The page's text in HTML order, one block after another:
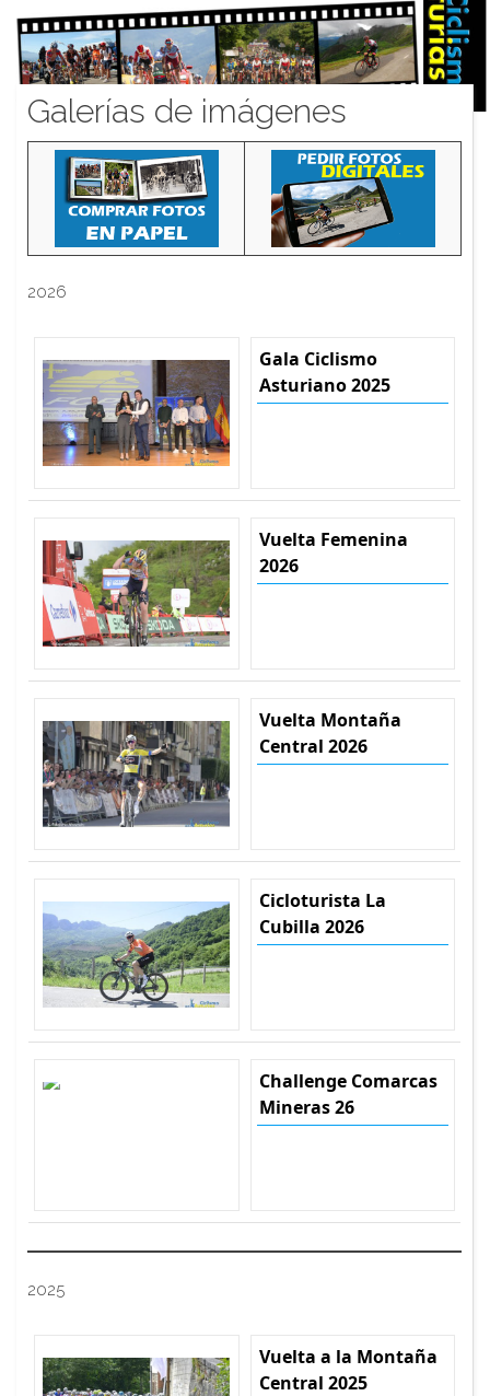
Galerías de imágenes
2026
Gala Ciclismo
Asturiano 2025
Vuelta Femenina
2026
Vuelta Montaña
Central 2026
Cicloturista La
Cubilla 2026
Challenge Comarcas
Mineras 26
2025
Vuelta a la Montaña
Central 2025